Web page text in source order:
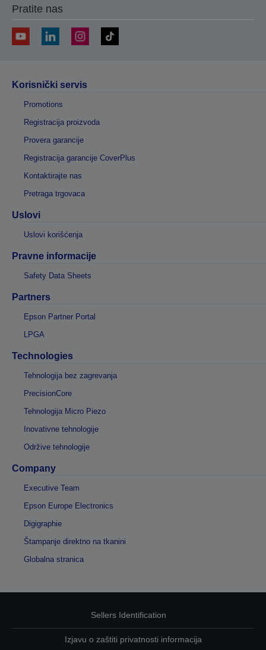
Pratite nas
Korisnički servis
Promotions
Registracija proizvoda
Provera garancije
Registracija garancije CoverPlus
Kontaktirajte nas
Pretraga trgovaca
Uslovi
Uslovi korišćenja
Pravne informacije
Safety Data Sheets
Partners
Epson Partner Portal
LPGA
Technologies
Tehnologija bez zagrevanja
PrecisionCore
Tehnologija Micro Piezo
Inovativne tehnologije
Održive tehnologije
Company
Executive Team
Epson Europe Electronics
Digigraphie
Štampanje direktno na tkanini
Globalna stranica
Sellers Identification
Izjavu o zaštiti privatnosti informacija